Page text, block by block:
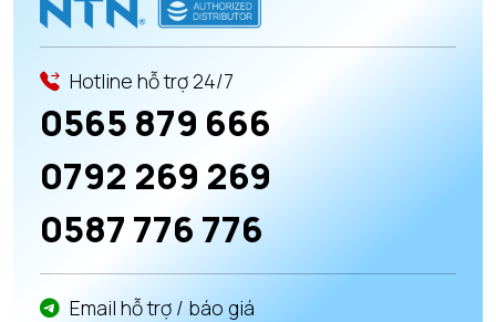
Hotline hỗ trợ 24/7
0565 879 666
0792 269 269
0587 776 776
Email hỗ trợ / báo giá